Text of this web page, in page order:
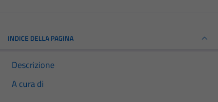
INDICE DELLA PAGINA
Descrizione
A cura di